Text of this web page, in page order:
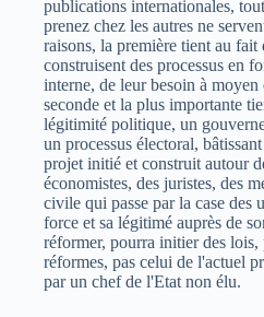
publications internationales,
prenez chez les autres ne
raisons, la première tient au fait
construisent des processus en
interne, de leur besoin à moyen
seconde et la plus importante
légitimité politique, un
un processus électoral,
projet initié et construit autour
économistes, des juristes, des
civile qui passe par la case des
force et sa légitimé auprès de
réformer, pourra initier des lois,
réformes, pas celui de l'actuel
par un chef de l'Etat non élu.